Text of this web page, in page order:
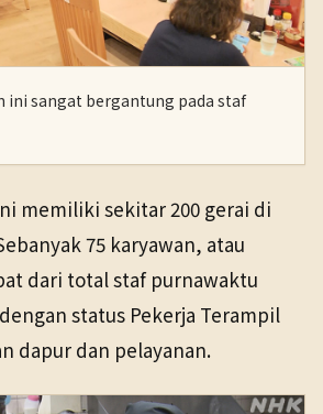
ini sangat bergantung pada staf
memiliki sekitar 200 gerai di
75 karyawan, atau
dari total staf purnawaktu
status Pekerja Terampil
dapur dan pelayanan.